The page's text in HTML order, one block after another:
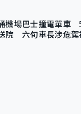
機場巴士撞電單車
院 六旬車長涉危駕